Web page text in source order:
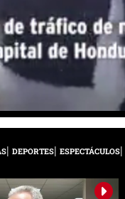
DEPORTES ESPECTÁCULOS